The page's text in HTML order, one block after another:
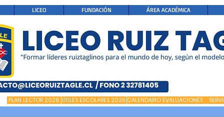
LICEO FUNDACIÓN ÁREA ACADÉMICA
PLAN LECTOR 2026 ÚTILES ESCOLARES 2026 CALENDARIO EVALUACIONES